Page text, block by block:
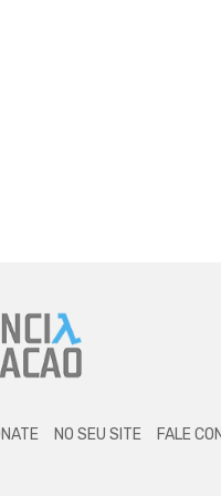
NO SEU SITE FALE